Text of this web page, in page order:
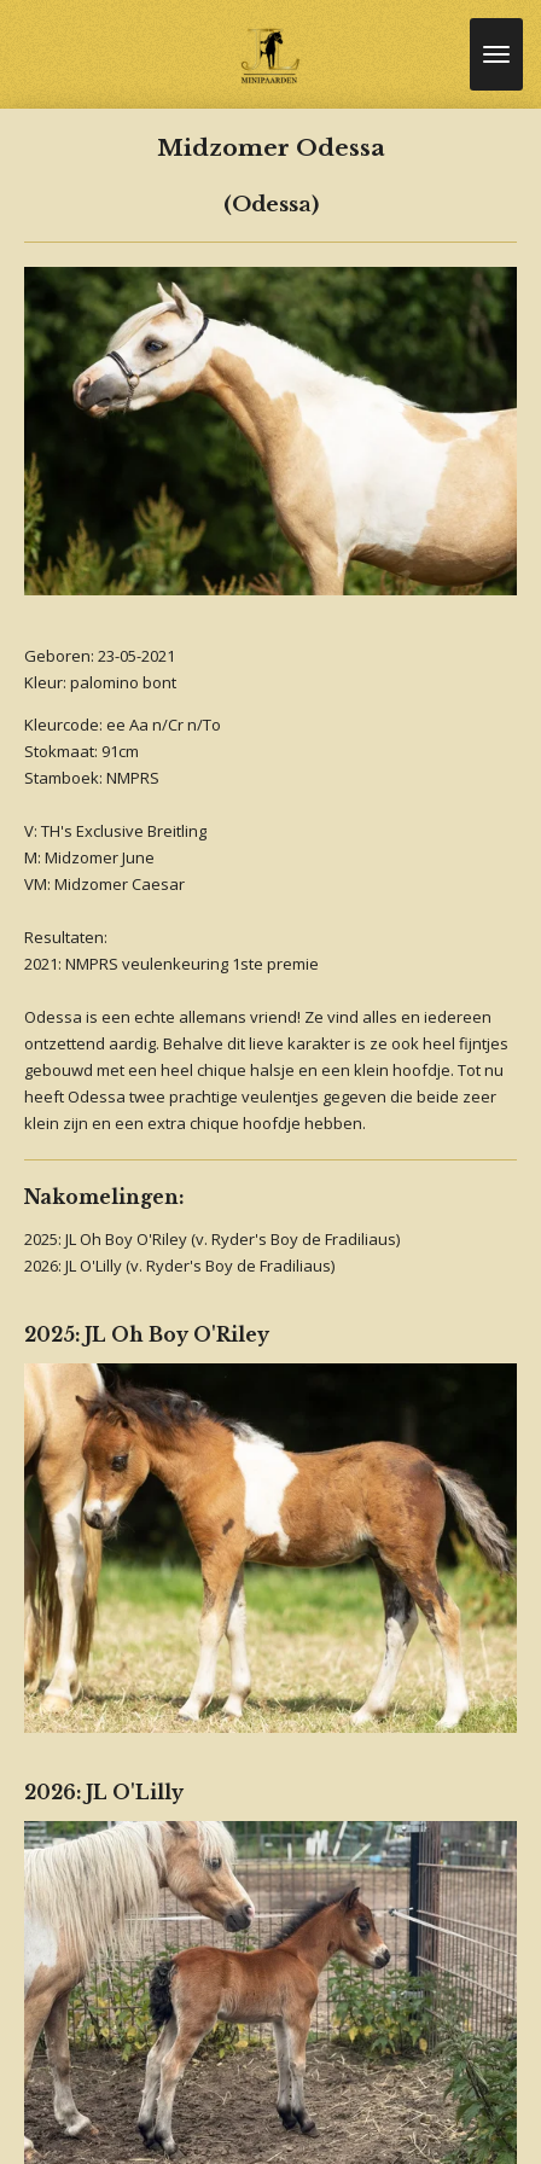
Midzomer Odessa
(Odessa)
Geboren: 23-05-2021
Kleur: palomino bont
Kleurcode: ee Aa n/Cr n/To
Stokmaat: 91cm
Stamboek: NMPRS
V: TH's Exclusive Breitling
M: Midzomer June
VM: Midzomer Caesar
Resultaten:
2021: NMPRS veulenkeuring 1ste premie
Odessa is een echte allemans vriend! Ze vind alles en iedereen
ontzettend aardig. Behalve dit lieve karakter is ze ook heel fijntjes
gebouwd met een heel chique halsje en een klein hoofdje. Tot nu
heeft Odessa twee prachtige veulentjes gegeven die beide zeer
klein zijn en een extra chique hoofdje hebben.
Nakomelingen:
2025: JL Oh Boy O'Riley (v. Ryder's Boy de Fradiliaus)
2026: JL O'Lilly (v. Ryder's Boy de Fradiliaus)
2025: JL Oh Boy O'Riley
2026: JL O'Lilly